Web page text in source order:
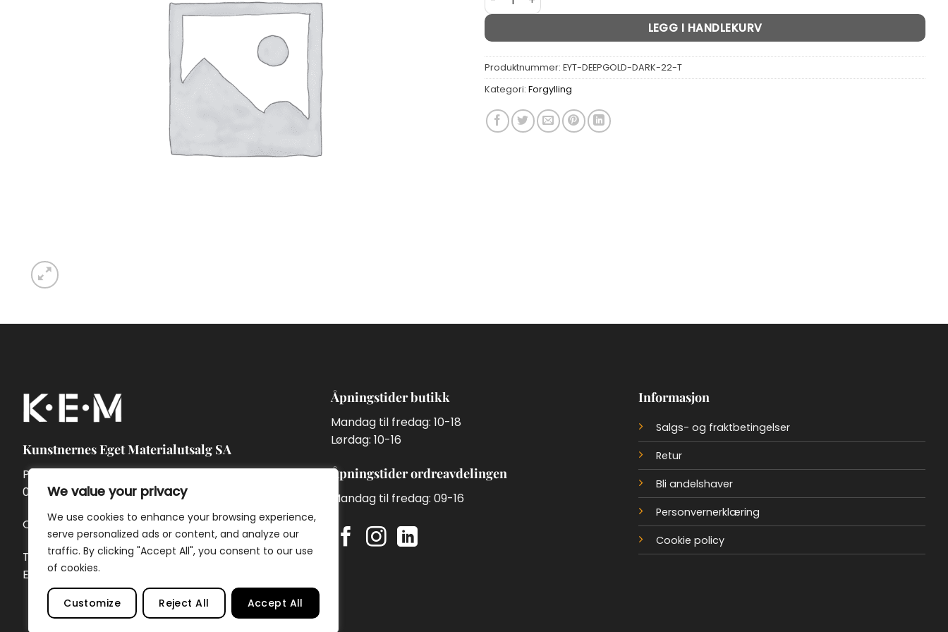
We value your privacy
We use cookies to enhance your browsing experience,
serve personalized ads or content, and analyze our
traffic. By clicking "Accept All", you consent to our use
of cookies.
Customize Reject All Accept All
LEGG I HANDLEKURV
Produktnummer: EYT-DEEPGOLD-DARK-22-T
Kategori: Forgylling
Kunstnernes Eget Materialutsalg SA
Pontoppidans gate 7A
0462 Oslo
Org.nr. 957 874 142
Telefon:23 32 69 40
E-post:ordre@kem.no
Åpningstider butikk
Mandag til fredag: 10-18
Lørdag: 10-16
Åpningstider ordreavdelingen
Mandag til fredag: 09-16
Informasjon
Salgs- og fraktbetingelser
Retur
Bli andelshaver
Personvernerklæring
Cookie policy